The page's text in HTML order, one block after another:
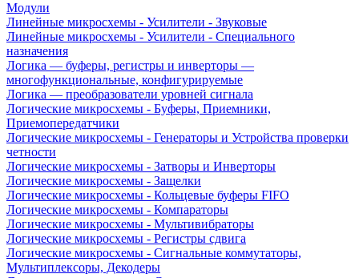
Модули
Линейные микросхемы - Усилители - Звуковые
Линейные микросхемы - Усилители - Специального
назначения
Логика — буферы, регистры и инверторы —
многофункциональные, конфигурируемые
Логика — преобразователи уровней сигнала
Логические микросхемы - Буферы, Приемники,
Приемопередатчики
Логические микросхемы - Генераторы и Устройства проверки
четности
Логические микросхемы - Затворы и Инверторы
Логические микросхемы - Защелки
Логические микросхемы - Кольцевые буферы FIFO
Логические микросхемы - Компараторы
Логические микросхемы - Мультивибраторы
Логические микросхемы - Регистры сдвига
Логические микросхемы - Сигнальные коммутаторы,
Мультиплексоры, Декодеры